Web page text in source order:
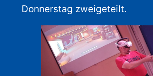
Donnerstag zweigeteilt.